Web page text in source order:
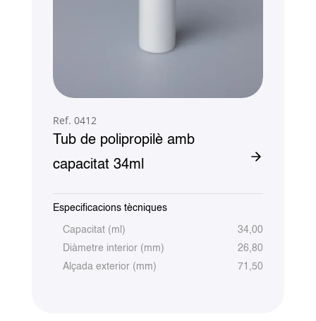
Ref. 0412
Tub de polipropilè amb
capacitat 34ml
Especificacions tècniques
Capacitat (ml)
34,00
Diàmetre interior (mm)
26,80
Alçada exterior (mm)
71,50